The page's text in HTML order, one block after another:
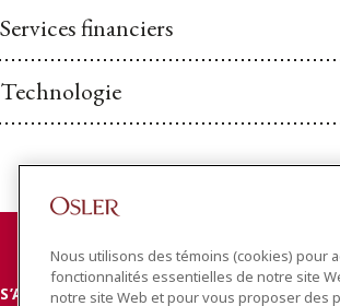
Services financiers
Technologie
S’ABONNER
Nous utilisons des témoins (cookies) pour
fonctionnalités essentielles de notre site
notre site Web et pour vous proposer des